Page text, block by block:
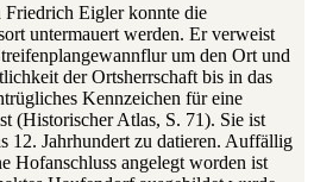
Friedrich Eigler konnte die
untermauert werden. Er verweist
um den Ort und
der Ortsherrschaft bis in das
Kennzeichen für eine
(Historischer Atlas, S. 71). Sie ist
12. Jahrhundert zu datieren. Auffällig
Hofanschluss angelegt worden ist